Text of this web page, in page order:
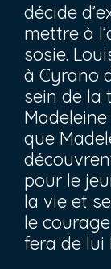
décide
mettre à
sosie.
à Cyrano
sein de la
que
pour le
la vie et
le
fera de lui